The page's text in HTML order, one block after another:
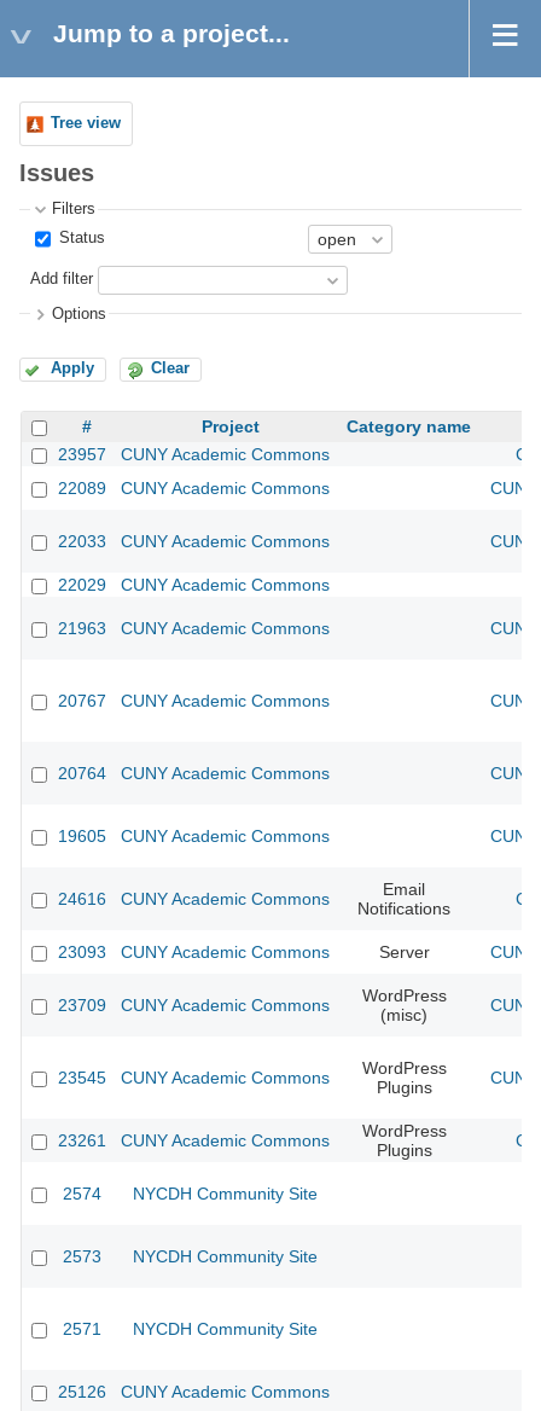
Jump to a project...
Tree view
Issues
Filters
Status
Add filter
Options
Apply Clear
# Project
Category name
23957
CUNY Academic Commons
22089
CUNY Academic Commons
22033 CUNY Academic Commons
22029 CUNY Academic Commons
21963 CUNY Academic Commons
20767 CUNY Academic Commons
20764 CUNY Academic Commons
19605 CUNY Academic Commons
24616 CUNY Academic Commons
Email
Notifications
23093 CUNY Academic Commons Server
23709 CUNY Academic Commons
WordPress
(misc)
23545 CUNY Academic Commons
WordPress
Plugins
23261 CUNY Academic Commons
WordPress
Plugins
2574 NYCDH Community Site
2573 NYCDH Community Site
2571 NYCDH Community Site
25126 CUNY Academic Commons